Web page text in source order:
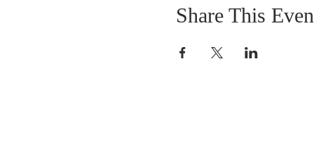
Share This